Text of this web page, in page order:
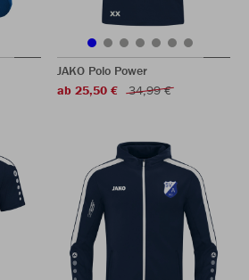
JAKO Polo Power
ab 25,50 €
34,99 €